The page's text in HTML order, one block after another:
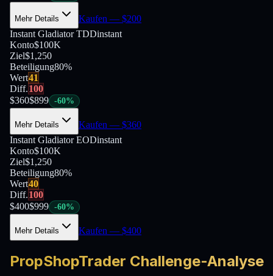
Mehr Details Kaufen — $200
Instant Gladiator TDDinstant
Konto$100K
Ziel$1,250
Beteiligung80%
Wert41
Diff.100
$360$899 -60%
Mehr Details Kaufen — $360
Instant Gladiator EODinstant
Konto$100K
Ziel$1,250
Beteiligung80%
Wert40
Diff.100
$400$999 -60%
Mehr Details Kaufen — $400
PropShopTrader Challenge-Analyse